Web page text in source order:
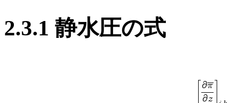
2.3.1 静水圧の式